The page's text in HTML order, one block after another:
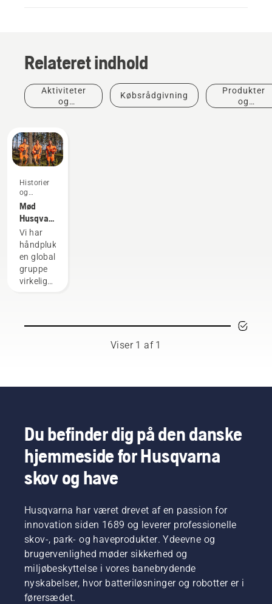
Relateret indhold
Aktiviteter
og
Købsrådgivning
Produkter
og
Historier
og
inspiration
Mød
Husqvarna
H-
teamet -
vores
mest
krævende
Vi har
håndplukket
en global
gruppe
virkelig
ambassadører
lande.
De er
vores H-
team.
Og de er
vores
krævende
brugere.
Viser 1 af 1
Du befinder dig på den danske
hjemmeside for Husqvarna
skov og have
Husqvarna har været drevet af en passion for
innovation siden 1689 og leverer professionelle
skov-, park- og haveprodukter. Ydeevne og
brugervenlighed møder sikkerhed og
miljøbeskyttelse i vores banebrydende
nyskabelser, hvor batteriløsninger og robotter er i
førersædet.